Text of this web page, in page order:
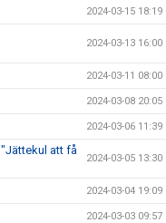
2024-03-15 18:19
2024-03-13 16:00
2024-03-11 08:00
2024-03-08 20:05
2024-03-06 11:39
att få
2024-03-05 13:30
2024-03-04 19:09
2024-03-03 09:57